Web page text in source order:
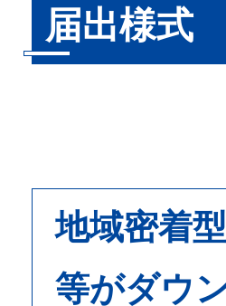
届出様式
地域密着
等がダウ